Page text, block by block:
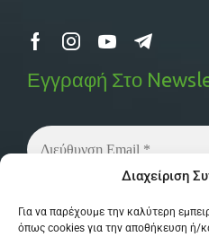
Διαχείριση
Για να παρέχουμε την καλύτερη
όπως cookies για την αποθήκευση ή/
Εγγραφή Στο
απορρήτου μας για